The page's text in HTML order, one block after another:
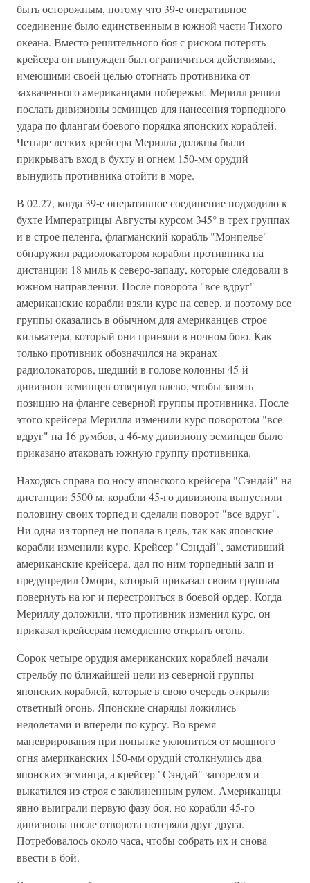
быть осторожным, потому что 39-е оперативное
соединение было единственным в южной части Тихого
океана. Вместо решительного боя с риском потерять
крейсера он вынужден был ограничиться действиями,
имеющими своей целью отогнать противника от
захваченного американцами побережья. Мерилл решил
послать дивизионы эсминцев для нанесения торпедного
удара по флангам боевого порядка японских кораблей.
Четыре легких крейсера Мерилла должны были
прикрывать вход в бухту и огнем 150-мм орудий
вынудить противника отойти в море.
В 02.27, когда 39-е оперативное соединение подходило к
бухте Императрицы Августы курсом 345° в трех группах
и в строе пеленга, флагманский корабль "Монпелье"
обнаружил радиолокатором корабли противника на
дистанции 18 миль к северо-западу, которые следовали в
южном направлении. После поворота "все вдруг"
американские корабли взяли курс на север, и поэтому все
группы оказались в обычном для американцев строе
кильватера, который они приняли в ночном бою. Как
только противник обозначился на экранах
радиолокаторов, шедший в голове колонны 45-й
дивизион эсминцев отвернул влево, чтобы занять
позицию на фланге северной группы противника. После
этого крейсера Мерилла изменили курс поворотом "все
вдруг" на 16 румбов, а 46-му дивизиону эсминцев было
приказано атаковать южную группу противника.
Находясь справа по носу японского крейсера "Сэндай" на
дистанции 5500 м, корабли 45-го дивизиона выпустили
половину своих торпед и сделали поворот "все вдруг".
Ни одна из торпед не попала в цель, так как японские
корабли изменили курс. Крейсер "Сэндай", заметивший
американские крейсера, дал по ним торпедный залп и
предупредил Омори, который приказал своим группам
повернуть на юг и перестроиться в боевой ордер. Когда
Мериллу доложили, что противник изменил курс, он
приказал крейсерам немедленно открыть огонь.
Сорок четыре орудия американских кораблей начали
стрельбу по ближайшей цели из северной группы
японских кораблей, которые в свою очередь открыли
ответный огонь. Японские снаряды ложились
недолетами и впереди по курсу. Во время
маневрирования при попытке уклониться от мощного
огня американских 150-мм орудий столкнулись два
японских эсминца, а крейсер "Сэндай" загорелся и
выкатился из строя с заклиненным рулем. Американцы
явно выиграли первую фазу боя, но корабли 45-го
дивизиона после отворота потеряли друг друга.
Потребовалось около часа, чтобы собрать их и снова
ввести в бой.